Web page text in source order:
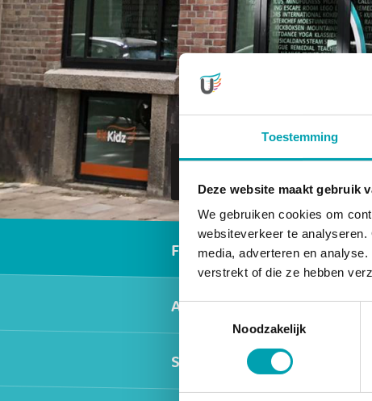
Toestemming
Deze website maakt gebruik
We gebruiken cookies om
websiteverkeer te
media, adverteren en
verstrekt of die ze hebben
Toestemmingsselectie
Noodzakelijk
To UniKidz
Zuid
Secundair menu
Facilities
After-school care
Scoolz 10+